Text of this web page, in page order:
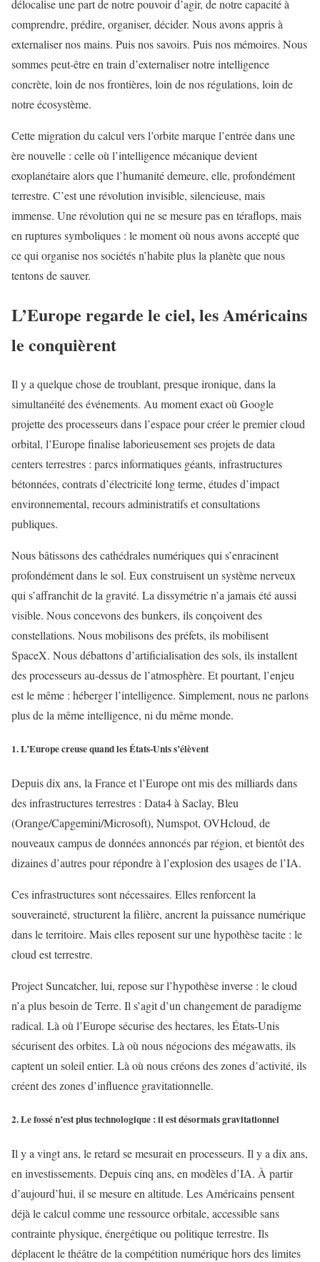
délocalise une part de notre pouvoir d’agir, de notre capacité à
comprendre, prédire, organiser, décider. Nous avons appris à
externaliser nos mains. Puis nos savoirs. Puis nos mémoires. Nous
sommes peut-être en train d’externaliser notre intelligence
concrète, loin de nos frontières, loin de nos régulations, loin de
notre écosystème.
Cette migration du calcul vers l’orbite marque l’entrée dans une
ère nouvelle : celle où l’intelligence mécanique devient
exoplanétaire alors que l’humanité demeure, elle, profondément
terrestre. C’est une révolution invisible, silencieuse, mais
immense. Une révolution qui ne se mesure pas en téraflops, mais
en ruptures symboliques : le moment où nous avons accepté que
ce qui organise nos sociétés n’habite plus la planète que nous
tentons de sauver.
L’Europe regarde le ciel, les Américains
le conquièrent
Il y a quelque chose de troublant, presque ironique, dans la
simultanéité des événements. Au moment exact où Google
projette des processeurs dans l’espace pour créer le premier cloud
orbital, l’Europe finalise laborieusement ses projets de data
centers terrestres : parcs informatiques géants, infrastructures
bétonnées, contrats d’électricité long terme, études d’impact
environnemental, recours administratifs et consultations
publiques.
Nous bâtissons des cathédrales numériques qui s’enracinent
profondément dans le sol. Eux construisent un système nerveux
qui s’affranchit de la gravité. La dissymétrie n’a jamais été aussi
visible. Nous concevons des bunkers, ils conçoivent des
constellations. Nous mobilisons des préfets, ils mobilisent
SpaceX. Nous débattons d’artificialisation des sols, ils installent
des processeurs au-dessus de l’atmosphère. Et pourtant, l’enjeu
est le même : héberger l’intelligence. Simplement, nous ne parlons
plus de la même intelligence, ni du même monde.
1. L’Europe creuse quand les États-Unis s’élèvent
Depuis dix ans, la France et l’Europe ont mis des milliards dans
des infrastructures terrestres : Data4 à Saclay, Bleu
(Orange/Capgemini/Microsoft), Numspot, OVHcloud, de
nouveaux campus de données annoncés par région, et bientôt des
dizaines d’autres pour répondre à l’explosion des usages de l’IA.
Ces infrastructures sont nécessaires. Elles renforcent la
souveraineté, structurent la filière, ancrent la puissance numérique
dans le territoire. Mais elles reposent sur une hypothèse tacite : le
cloud est terrestre.
Project Suncatcher, lui, repose sur l’hypothèse inverse : le cloud
n’a plus besoin de Terre. Il s’agit d’un changement de paradigme
radical. Là où l’Europe sécurise des hectares, les États-Unis
sécurisent des orbites. Là où nous négocions des mégawatts, ils
captent un soleil entier. Là où nous créons des zones d’activité, ils
créent des zones d’influence gravitationnelle.
2. Le fossé n’est plus technologique : il est désormais gravitationnel
Il y a vingt ans, le retard se mesurait en processeurs. Il y a dix ans,
en investissements. Depuis cinq ans, en modèles d’IA. À partir
d’aujourd’hui, il se mesure en altitude. Les Américains pensent
déjà le calcul comme une ressource orbitale, accessible sans
contrainte physique, énergétique ou politique terrestre. Ils
déplacent le théâtre de la compétition numérique hors des limites